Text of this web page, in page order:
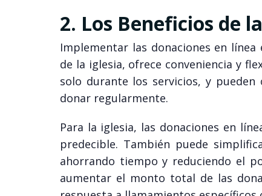
2. Los Beneficios de
Implementar las donaciones en
de la iglesia, ofrece conveniencia y
solo durante los servicios, y
donar regularmente.
Para la iglesia, las donaciones en
predecible. También puede
ahorrando tiempo y reduciendo el
aumentar el monto total de las